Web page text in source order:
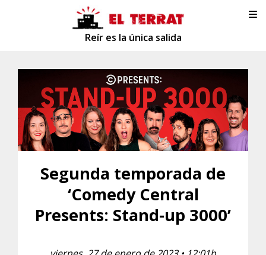
Reír es la única salida
Segunda temporada de
‘Comedy Central
Presents: Stand-up 3000’